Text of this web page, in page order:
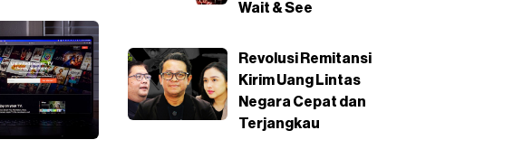
Wait & See
Revolusi Remitansi
Kirim Uang Lintas
Negara Cepat dan
Terjangkau